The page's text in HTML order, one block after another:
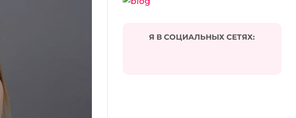
Я В СОЦИАЛЬНЫХ СЕТЯХ: